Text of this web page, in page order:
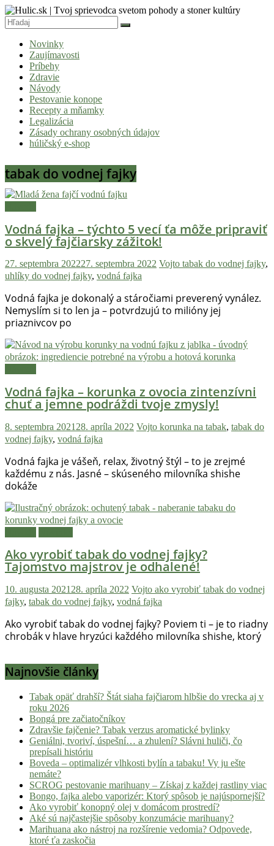
Skip
to
content
Tvoj
sprievodca
svetom
pohody
stoner
kultúry
Vitaj
v
komunite,
kde
je
relatívny.
Hulic.sk
prináša
čerstvé
novinky
z
konopnej
scény,
najlepší
chill-
out,
tipy
a
lifestyle.
Klikni
a
nalaď
sa
na
pohodu.
Novinky
Zaujímavosti
Príbehy
Zdravie
Návody
Pestovanie konope
Recepty a mňamky
Legalizácia
Zásady ochrany osobných údajov
húličský e-shop
tabak do vodnej fajky
Vodná fajka – týchto 5 vecí ťa môže pripraviť
o skvelý fajčiarsky zážitok!
27. septembra 202227. septembra 2022 Vojto tabak do vodnej fajky,
uhlíky do vodnej fajky, vodná fajka
Vodná fajka je dokonalý a stáročiami preverený vynález.
Nemyslím si to len ja – potvrdzujú to milióny jej
priaznivcov po
Vodná fajka – korunka z ovocia zintenzívni
chuť a jemne podráždi tvoje zmysly!
8. septembra 2021 28. apríla 2022 Vojto korunka na tabak, tabak do
vodnej fajky, vodná fajka
Vodná fajka je vášeň, relax, životný štýl – to je zrejmé
každému z nás. Jasné – skúseného milovníka shishe
dokáže
Ako vyrobiť tabak do vodnej fajky?
Tajomstvo majstrov je odhalené!
10. augusta 2021 28. apríla 2022 Vojto ako vyrobiť tabak do vodnej
fajky, tabak do vodnej fajky, vodná fajka
Ako vyrobiť tabak do vodnej fajky? Poviem ti – je to riadny
chrobák v hlave hryzúci každého milovníka shishe, ktorý
Najnovšie články
Tabak opäť drahší? Štát siaha fajčiarom hlbšie do vrecka aj v
roku 2026
Bongá pre začiatočníkov
Zdravšie fajčenie? Tabak verzus aromatické bylinky
Geniálni, tvoriví, úspešní… a zhulení? Slávni huliči, čo
prepísali históriu
Boveda – optimalizér vlhkosti bylín a tabaku! Vy ju ešte
nemáte?
SCROG pestovanie marihuany – Získaj z každej rastliny viac
Bongo, fajka alebo vaporizér: Ktorý spôsob je najúspornejší?
Ako vyrobiť konopný olej v domácom prostredí?
Aké sú najčastejšie spôsoby konzumácie marihuany?
Marihuana ako nástroj na rozšírenie vedomia? Odpovede,
ktoré ťa zaskočia